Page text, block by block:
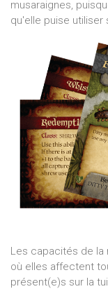
musaraignes,
qu'elle puise
Les capacités de la
où elles affectent
présent(e)s sur la